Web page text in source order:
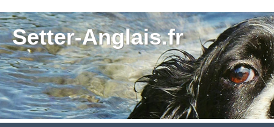
Setter-Anglais.fr